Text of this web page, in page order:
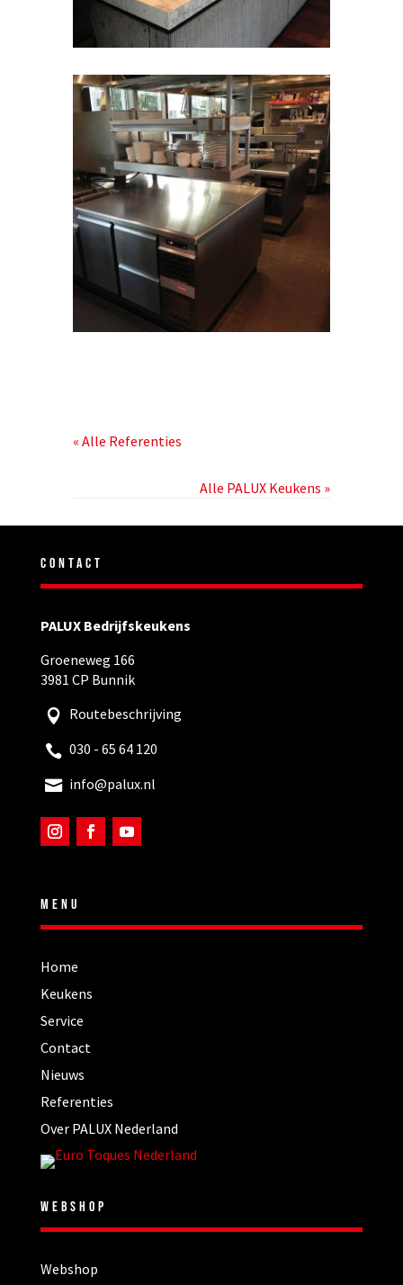
« Alle Referenties
Alle PALUX Keukens »
CONTACT
PALUX Bedrijfskeukens
Groeneweg 166
3981 CP Bunnik
Routebeschrijving
030 - 65 64 120
info@palux.nl
MENU
Home
Keukens
Service
Contact
Nieuws
Referenties
Over PALUX Nederland
WEBSHOP
Webshop